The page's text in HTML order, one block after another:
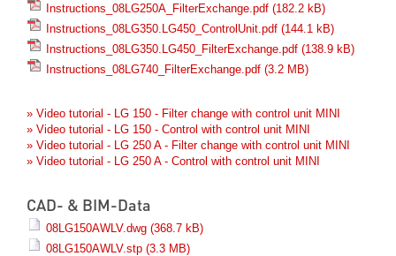
Instructions_08LG250A_FilterExchange.pdf (182.2 kB)
Instructions_08LG350.LG450_ControlUnit.pdf (144.1 kB)
Instructions_08LG350.LG450_FilterExchange.pdf (138.9 kB)
Instructions_08LG740_FilterExchange.pdf (3.2 MB)
» Video tutorial - LG 150 - Filter change with control unit MINI
» Video tutorial - LG 150 - Control with control unit MINI
» Video tutorial - LG 250 A - Filter change with control unit MINI
» Video tutorial - LG 250 A - Control with control unit MINI
CAD- & BIM-Data
08LG150AWLV.dwg (368.7 kB)
08LG150AWLV.stp (3.3 MB)